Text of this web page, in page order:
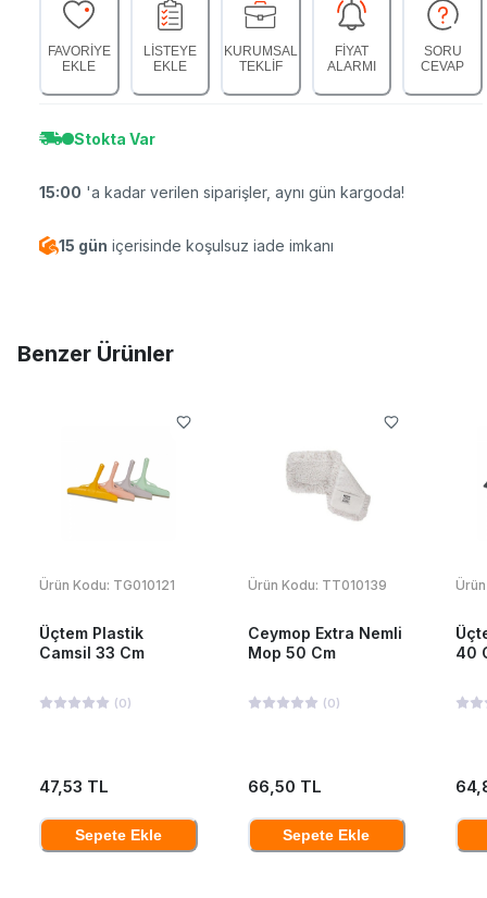
FAVORİYE
EKLE
LİSTEYE
EKLE
KURUMSAL
TEKLİF
FİYAT
ALARMI
SORU
CEVAP
Stokta Var
15:00 'a kadar verilen siparişler, aynı gün kargoda!
15 gün içerisinde koşulsuz iade imkanı
Benzer Ürünler
Ürün Kodu: TG010121
Üçtem Plastik
Camsil 33 Cm
(0)
47,53 TL
Sepete Ekle
Ürün Kodu: TT010139
Ceymop Extra Nemli
Mop 50 Cm
(0)
66,50 TL
Sepete Ekle
40